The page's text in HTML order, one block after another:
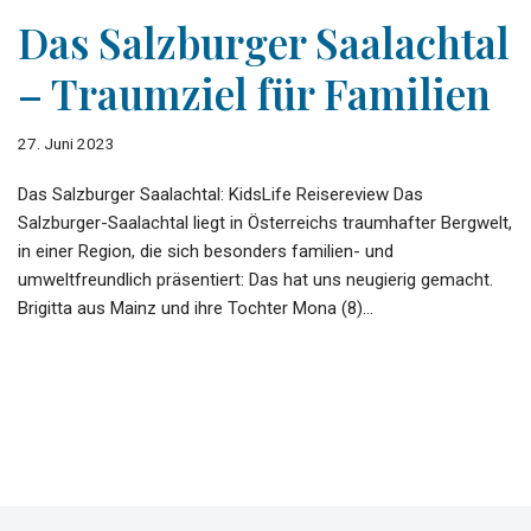
Das Salzburger Saalachtal
– Traumziel für Familien
27. Juni 2023
Das Salzburger Saalachtal: KidsLife Reisereview Das
Salzburger-Saalachtal liegt in Österreichs traumhafter Bergwelt,
in einer Region, die sich besonders familien- und
umweltfreundlich präsentiert: Das hat uns neugierig gemacht.
Brigitta aus Mainz und ihre Tochter Mona (8)…